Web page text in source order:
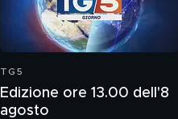
TG5
Edizione ore 13.00 dell'8
agosto